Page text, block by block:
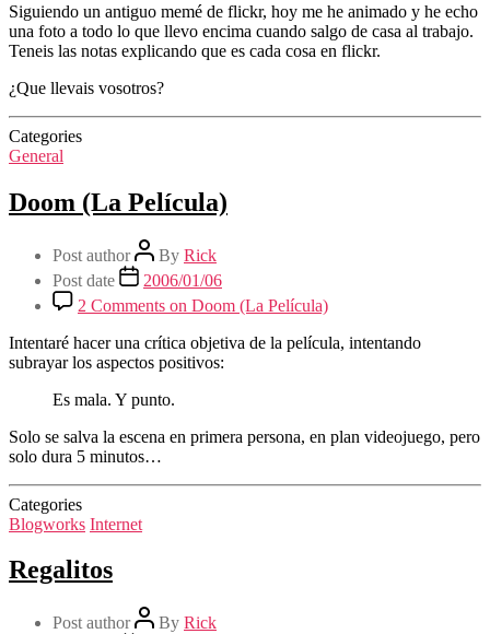
Siguiendo un antiguo memé de flickr, hoy me he animado y he echo
una foto a todo lo que llevo encima cuando salgo de casa al trabajo.
Teneis las notas explicando que es cada cosa en flickr.
¿Que llevais vosotros?
Categories
General
Doom (La Película)
Post author By Rick
Post date
2006/01/06
2 Comments on Doom (La Película)
Intentaré hacer una crítica objetiva de la película, intentando
subrayar los aspectos positivos:
Es mala. Y punto.
Solo se salva la escena en primera persona, en plan videojuego, pero
solo dura 5 minutos…
Categories
Blogworks Internet
Regalitos
Post author By Rick